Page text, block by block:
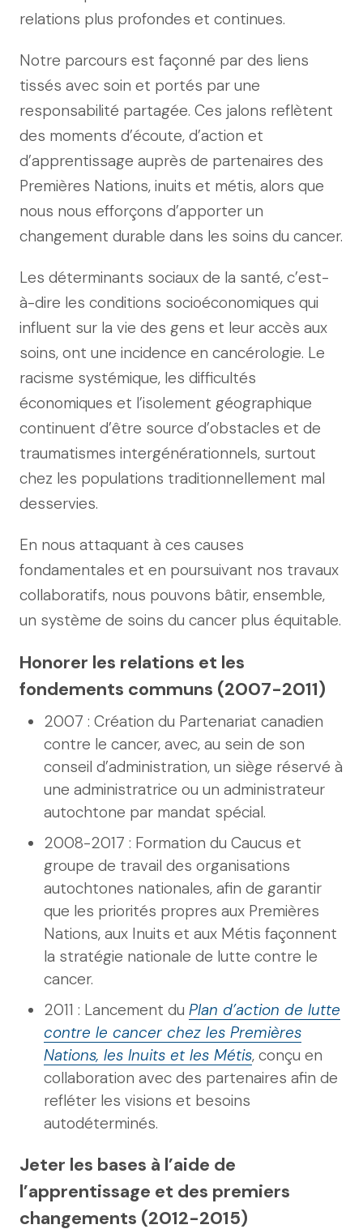
relations plus profondes et continues.
Notre parcours est façonné par des liens
tissés avec soin et portés par une
responsabilité partagée. Ces jalons reflètent
des moments d’écoute, d’action et
d’apprentissage auprès de partenaires des
Premières Nations, inuits et métis, alors que
nous nous efforçons d’apporter un
changement durable dans les soins du cancer.
Les déterminants sociaux de la santé, c’est-
à-dire les conditions socioéconomiques qui
influent sur la vie des gens et leur accès aux
soins, ont une incidence en cancérologie. Le
racisme systémique, les difficultés
économiques et l’isolement géographique
continuent d’être source d’obstacles et de
traumatismes intergénérationnels, surtout
chez les populations traditionnellement mal
desservies.
En nous attaquant à ces causes
fondamentales et en poursuivant nos travaux
collaboratifs, nous pouvons bâtir, ensemble,
un système de soins du cancer plus équitable.
Honorer les relations et les
fondements communs (2007-2011)
2007 : Création du Partenariat canadien
contre le cancer, avec, au sein de son
conseil d’administration, un siège réservé à
une administratrice ou un administrateur
autochtone par mandat spécial.
2008-2017 : Formation du Caucus et
groupe de travail des organisations
autochtones nationales, afin de garantir
que les priorités propres aux Premières
Nations, aux Inuits et aux Métis façonnent
la stratégie nationale de lutte contre le
cancer.
2011 : Lancement du Plan d’action de lutte
contre le cancer chez les Premières
Nations, les Inuits et les Métis, conçu en
collaboration avec des partenaires afin de
refléter les visions et besoins
autodéterminés.
Jeter les bases à l’aide de
l’apprentissage et des premiers
changements (2012-2015)